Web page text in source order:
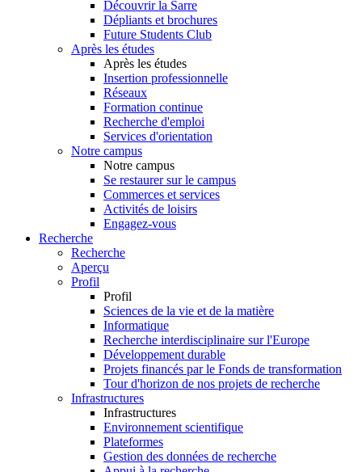
Découvrir la Sarre
Dépliants et brochures
Future Students Club
Après les études
Après les études
Insertion professionnelle
Réseaux
Formation continue
Recherche d'emploi
Services d'orientation
Notre campus
Notre campus
Se restaurer sur le campus
Commerces et services
Activités de loisirs
Engagez-vous
Recherche
Recherche
Aperçu
Profil
Profil
Sciences de la vie et de la matière
Informatique
Recherche interdisciplinaire sur l'Europe
Développement durable
Projets financés par le Fonds de transformation
Tour d'horizon de nos projets de recherche
Infrastructures
Infrastructures
Environnement scientifique
Plateformes
Gestion des données de recherche